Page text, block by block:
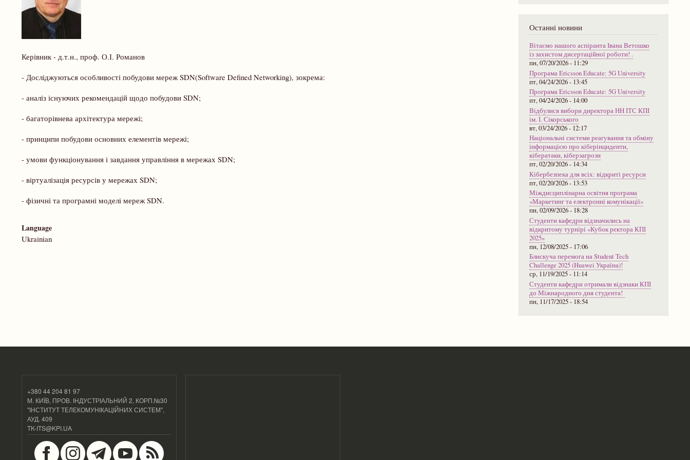
Керівник - д.т.н., проф. О.І. Романов
- Досліджуються особливості побудови мереж SDN(Software Defined Networking), зокрема:
- аналіз існуючих рекомендацій щодо побудови SDN;
- багаторівнева архітектура мережі;
- принципи побудови основних елементів мережі;
- умови функціонування і завдання управління в мережах SDN;
- віртуалізація ресурсів у мережах SDN;
- фізичні та програмні моделі мереж SDN.
Language
Ukrainian
Останні новини
Вітаємо нашого аспіранта Івана Ветошко
із захистом дисертаційної роботи! .
пн, 07/20/2026 - 11:29
Програма Ericsson Educate: 5G University
пт, 04/24/2026 - 13:45
Програма Ericsson Educate: 5G University
пт, 04/24/2026 - 14:00
Відбулися вибори директора НН ІТС КПІ
ім. І. Сікорського
вт, 03/24/2026 - 12:17
Національні системи реагування та обміну
інформацією про кіберінциденти,
кібератаки, кіберзагрози
пт, 02/20/2026 - 14:34
Кібербезпека для всіх: відкриті ресурси
пт, 02/20/2026 - 13:53
Міждисциплінарна освітня програма
«Маркетинг та електронні комунікації»
пн, 02/09/2026 - 18:28
Студенти кафедри відзначились на
відкритому турнірі «Кубок ректора КПІ
2025»
пн, 12/08/2025 - 17:06
Блискуча перемога на Student Tech
Challenge 2025 (Huawei Україна)!
ср, 11/19/2025 - 11:14
Студенти кафедри отримали відзнаки КПІ
до Міжнародного дня студента!
пн, 11/17/2025 - 18:54
+380 44 204 81 97
М. КИЇВ, ПРОВ. ІНДУСТРІАЛЬНИЙ 2, КОРП.№30
"ІНСТИТУТ ТЕЛЕКОМУНІКАЦІЙНИХ СИСТЕМ",
АУД. 409
TK-ITS@KPI.UA